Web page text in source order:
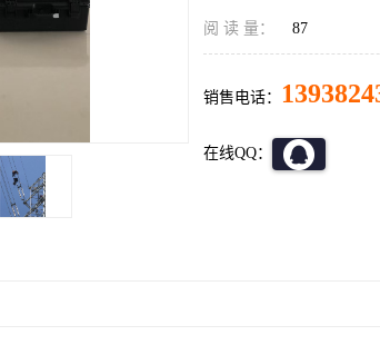
阅 读 量： 87
销售电话：
在线QQ：